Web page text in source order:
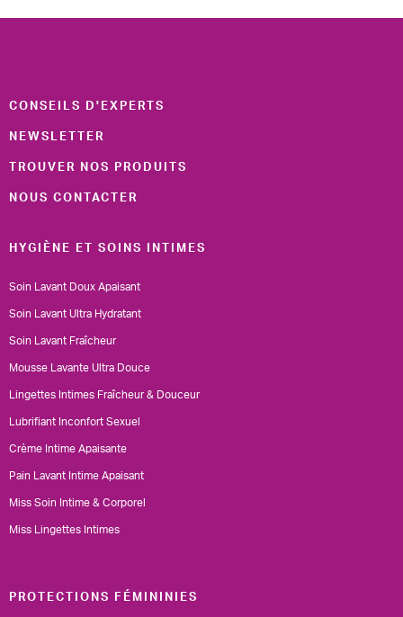
CONSEILS D'EXPERTS
NEWSLETTER
TROUVER NOS PRODUITS
NOUS CONTACTER
HYGIÈNE ET SOINS INTIMES
Soin Lavant Doux Apaisant
Soin Lavant Ultra Hydratant
Soin Lavant Fraîcheur
Mousse Lavante Ultra Douce
Lingettes Intimes Fraîcheur & Douceur
Lubrifiant Inconfort Sexuel
Crème Intime Apaisante
Pain Lavant Intime Apaisant
Miss Soin Intime & Corporel
Miss Lingettes Intimes
PROTECTIONS FÉMININIES